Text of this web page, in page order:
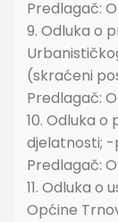
Predlagač:
9. Odluka o
(skraćeni
Predlagač:
10. Odluka
djelatnosti;
Predlagač:
11. Odluka o
Općine